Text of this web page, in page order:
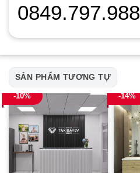
0849.797.988
SẢN PHẨM TƯƠNG TỰ
-10% -14%